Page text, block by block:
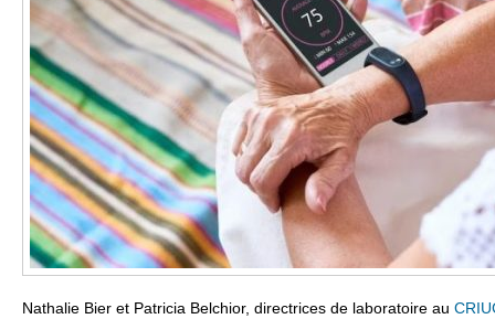
Nathalie Bier et Patricia Belchior, directrices de laboratoire au